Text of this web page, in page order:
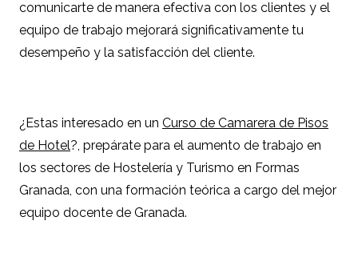
comunicarte de manera efectiva con los clientes y el
equipo de trabajo mejorará significativamente tu
desempeño y la satisfacción del cliente.
¿Estas interesado en un Curso de Camarera de Pisos
de Hotel?, prepárate para el aumento de trabajo en
los sectores de Hostelería y Turismo en Formas
Granada, con una formación teórica a cargo del mejor
equipo docente de Granada.